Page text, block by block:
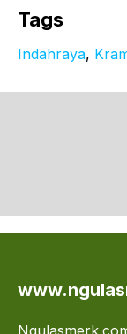
Tags
Indahraya,